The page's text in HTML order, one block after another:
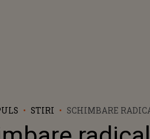
STIRI
SCHIMBARE
ALȚI UTILIZATORI,